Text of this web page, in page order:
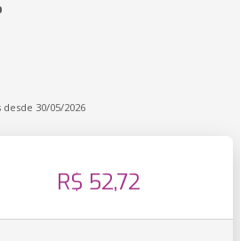
30/05/2026
R$ 52,72